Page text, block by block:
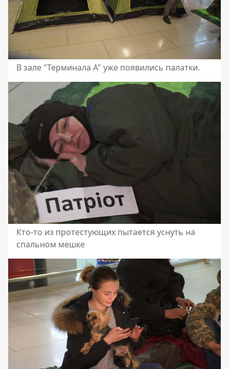
В зале "Терминала А" уже появились палатки.
Кто-то из протестующих пытается уснуть на
спальном мешке